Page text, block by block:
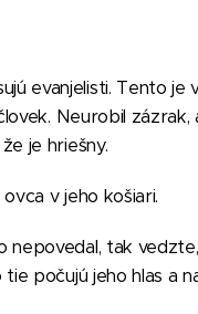
evanjelisti. Tento
Neurobil zázrak,
je hriešny.
v jeho košiari.
nepovedal, tak
počujú jeho hlas a